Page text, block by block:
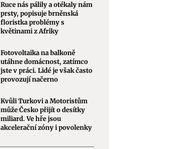
Ruce nás pálily a otékaly nám
prsty, popisuje brněnská
floristka problémy s
květinami z Afriky
Fotovoltaika na balkoně
utáhne domácnost, zatímco
jste v práci. Lidé je však často
provozují načerno
Kvůli Turkovi a Motoristům
může Česko přijít o desítky
miliard. Ve hře jsou
akcelerační zóny i povolenky